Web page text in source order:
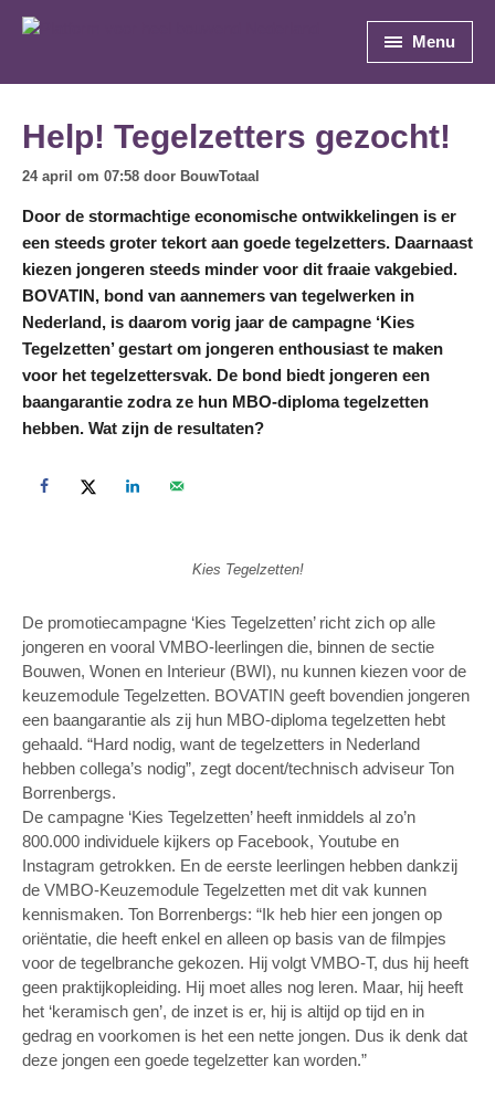
Menu
Help! Tegelzetters gezocht!
24 april om 07:58 door BouwTotaal
Door de stormachtige economische ontwikkelingen is er
een steeds groter tekort aan goede tegelzetters. Daarnaast
kiezen jongeren steeds minder voor dit fraaie vakgebied.
BOVATIN, bond van aannemers van tegelwerken in
Nederland, is daarom vorig jaar de campagne ‘Kies
Tegelzetten’ gestart om jongeren enthousiast te maken
voor het tegelzettersvak. De bond biedt jongeren een
baangarantie zodra ze hun MBO-diploma tegelzetten
hebben. Wat zijn de resultaten?
Kies Tegelzetten!
De promotiecampagne ‘Kies Tegelzetten’ richt zich op alle
jongeren en vooral VMBO-leerlingen die, binnen de sectie
Bouwen, Wonen en Interieur (BWI), nu kunnen kiezen voor de
keuzemodule Tegelzetten. BOVATIN geeft bovendien jongeren
een baangarantie als zij hun MBO-diploma tegelzetten hebt
gehaald. “Hard nodig, want de tegelzetters in Nederland
hebben collega’s nodig”, zegt docent/technisch adviseur Ton
Borrenbergs.
De campagne ‘Kies Tegelzetten’ heeft inmiddels al zo’n
800.000 individuele kijkers op Facebook, Youtube en
Instagram getrokken. En de eerste leerlingen hebben dankzij
de VMBO-Keuzemodule Tegelzetten met dit vak kunnen
kennismaken. Ton Borrenbergs: “Ik heb hier een jongen op
oriëntatie, die heeft enkel en alleen op basis van de filmpjes
voor de tegelbranche gekozen. Hij volgt VMBO-T, dus hij heeft
geen praktijkopleiding. Hij moet alles nog leren. Maar, hij heeft
het ‘keramisch gen’, de inzet is er, hij is altijd op tijd en in
gedrag en voorkomen is het een nette jongen. Dus ik denk dat
deze jongen een goede tegelzetter kan worden.”